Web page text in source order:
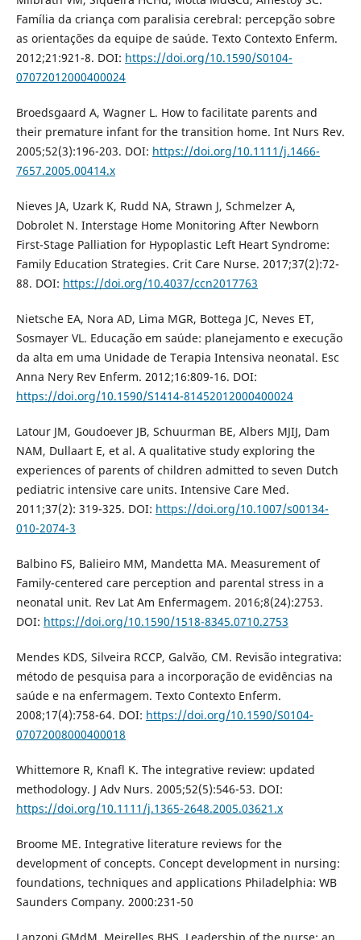
Família da criança com paralisia cerebral: percepção sobre
as orientações da equipe de saúde. Texto Contexto Enferm.
2012;21:921-8. DOI: https://doi.org/10.1590/S0104-
07072012000400024
Broedsgaard A, Wagner L. How to facilitate parents and
their premature infant for the transition home. Int Nurs Rev.
2005;52(3):196-203. DOI: https://doi.org/10.1111/j.1466-
7657.2005.00414.x
Nieves JA, Uzark K, Rudd NA, Strawn J, Schmelzer A,
Dobrolet N. Interstage Home Monitoring After Newborn
First-Stage Palliation for Hypoplastic Left Heart Syndrome:
Family Education Strategies. Crit Care Nurse. 2017;37(2):72-
88. DOI: https://doi.org/10.4037/ccn2017763
Nietsche EA, Nora AD, Lima MGR, Bottega JC, Neves ET,
Sosmayer VL. Educação em saúde: planejamento e execução
da alta em uma Unidade de Terapia Intensiva neonatal. Esc
Anna Nery Rev Enferm. 2012;16:809-16. DOI:
https://doi.org/10.1590/S1414-81452012000400024
Latour JM, Goudoever JB, Schuurman BE, Albers MJIJ, Dam
NAM, Dullaart E, et al. A qualitative study exploring the
experiences of parents of children admitted to seven Dutch
pediatric intensive care units. Intensive Care Med.
2011;37(2): 319-325. DOI: https://doi.org/10.1007/s00134-
010-2074-3
Balbino FS, Balieiro MM, Mandetta MA. Measurement of
Family-centered care perception and parental stress in a
neonatal unit. Rev Lat Am Enfermagem. 2016;8(24):2753.
DOI: https://doi.org/10.1590/1518-8345.0710.2753
Mendes KDS, Silveira RCCP, Galvão, CM. Revisão integrativa:
método de pesquisa para a incorporação de evidências na
saúde e na enfermagem. Texto Contexto Enferm.
2008;17(4):758-64. DOI: https://doi.org/10.1590/S0104-
07072008000400018
Whittemore R, Knafl K. The integrative review: updated
methodology. J Adv Nurs. 2005;52(5):546-53. DOI:
https://doi.org/10.1111/j.1365-2648.2005.03621.x
Broome ME. Integrative literature reviews for the
development of concepts. Concept development in nursing:
foundations, techniques and applications Philadelphia: WB
Saunders Company. 2000:231-50